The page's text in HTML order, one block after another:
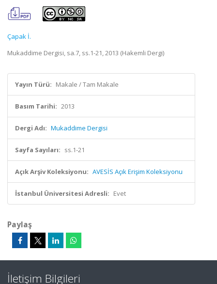
Çapak İ.
Mukaddime Dergisi, sa.7, ss.1-21, 2013 (Hakemli Dergi)
Yayın Türü: Makale / Tam Makale
Basım Tarihi: 2013
Dergi Adı: Mukaddime Dergisi
Sayfa Sayıları: ss.1-21
Açık Arşiv Koleksiyonu: AVESİS Açık Erişim Koleksiyonu
İstanbul Üniversitesi Adresli: Evet
Paylaş
İletişim Bilgileri